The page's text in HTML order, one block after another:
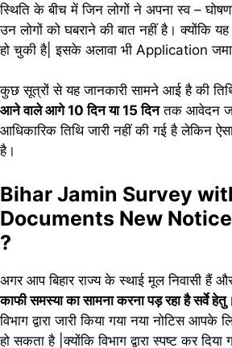
स्थिति के बीच में जिन लोगों ने अपना स्व –
उन लोगों को घबराने की बात नहीं है। क्योंकि यह
हो चुकी है| इसके अलावा भी Application
कुछ सूत्रों से यह जानकारी सामने आई है की
आने वाले आगे 10 दिन या 15 दिनतक आवेदन
आधिकारिक तिथि जारी नहीं की गई है लेकिन
है।
Bihar Jamin Survey
Documents New Notice
?
अगर आप बिहार राज्य के स्थाई मूल निवासी हैं
काफी समस्या का सामना करना पड़ रहा है सर्वे हेतु
विभाग द्वारा जारी किया गया नया नोटिस आपके
हो सकता है |क्योंकि विभाग द्वारा स्पष्ट कर